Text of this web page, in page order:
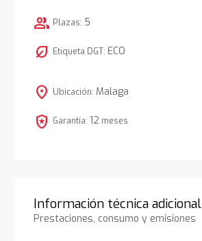
group Plazas: 5
nest_eco_leaf Etiqueta DGT: ECO
location_on Ubicación: Malaga
local_police Garantía: 12 meses
Información técnica adicional
Prestaciones, consumo y emisiones